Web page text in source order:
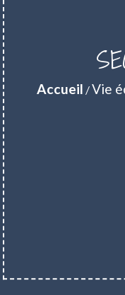
Accueil /Vie